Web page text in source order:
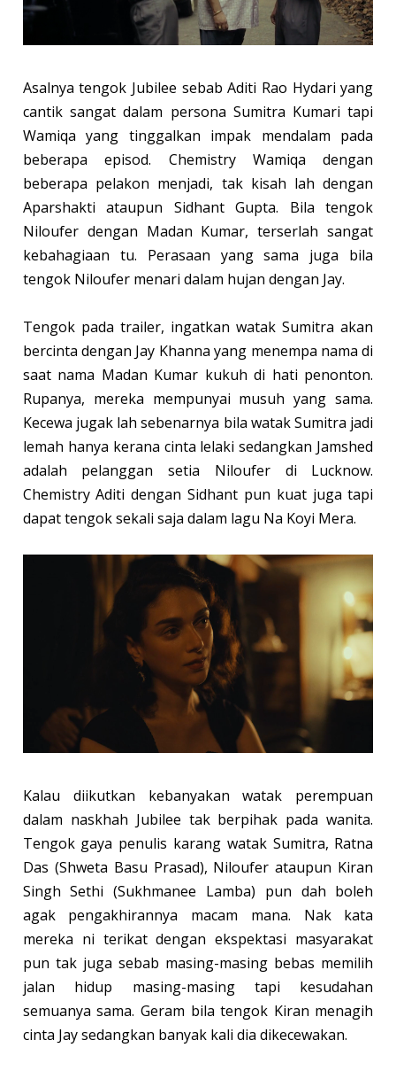
Asalnya tengok Jubilee sebab Aditi Rao Hydari yang
cantik sangat dalam persona Sumitra Kumari tapi
Wamiqa yang tinggalkan impak mendalam pada
beberapa episod. Chemistry Wamiqa dengan
beberapa pelakon menjadi, tak kisah lah dengan
Aparshakti ataupun Sidhant Gupta. Bila tengok
Niloufer dengan Madan Kumar, terserlah sangat
kebahagiaan tu. Perasaan yang sama juga bila
tengok Niloufer menari dalam hujan dengan Jay.
Tengok pada trailer, ingatkan watak Sumitra akan
bercinta dengan Jay Khanna yang menempa nama di
saat nama Madan Kumar kukuh di hati penonton.
Rupanya, mereka mempunyai musuh yang sama.
Kecewa jugak lah sebenarnya bila watak Sumitra jadi
lemah hanya kerana cinta lelaki sedangkan Jamshed
adalah pelanggan setia Niloufer di Lucknow.
Chemistry Aditi dengan Sidhant pun kuat juga tapi
dapat tengok sekali saja dalam lagu Na Koyi Mera.
Kalau diikutkan kebanyakan watak perempuan
dalam naskhah Jubilee tak berpihak pada wanita.
Tengok gaya penulis karang watak Sumitra, Ratna
Das (Shweta Basu Prasad), Niloufer ataupun Kiran
Singh Sethi (Sukhmanee Lamba) pun dah boleh
agak pengakhirannya macam mana. Nak kata
mereka ni terikat dengan ekspektasi masyarakat
pun tak juga sebab masing-masing bebas memilih
jalan hidup masing-masing tapi kesudahan
semuanya sama. Geram bila tengok Kiran menagih
cinta Jay sedangkan banyak kali dia dikecewakan.